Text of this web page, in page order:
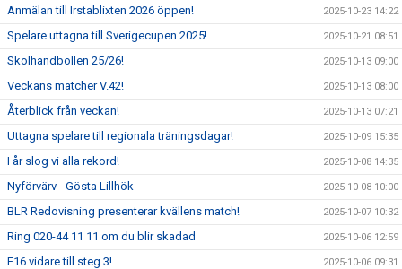
Anmälan till Irstablixten 2026 öppen! 2025-10-23 14:22
Spelare uttagna till Sverigecupen 2025! 2025-10-21 08:51
Skolhandbollen 25/26! 2025-10-13 09:00
Veckans matcher V.42! 2025-10-13 08:00
Återblick från veckan! 2025-10-13 07:21
Uttagna spelare till regionala träningsdagar! 2025-10-09 15:35
I år slog vi alla rekord! 2025-10-08 14:35
Nyförvärv - Gösta Lillhök 2025-10-08 10:00
BLR Redovisning presenterar kvällens match! 2025-10-07 10:32
Ring 020-44 11 11 om du blir skadad 2025-10-06 12:59
F16 vidare till steg 3! 2025-10-06 09:31